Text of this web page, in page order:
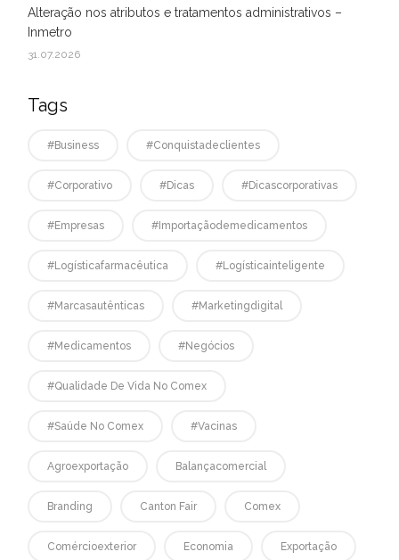
Alteração nos atributos e tratamentos administrativos –
Inmetro
31.07.2026
Tags
#business #conquistadeclientes
#corporativo #dicas #dicascorporativas
#empresas #Importaçãodemedicamentos
#logísticafarmacêutica #logísticainteligente
#marcasautênticas #marketingdigital
#medicamentos #negócios
#qualidade De Vida No Comex
#saúde No Comex #vacinas
Agroexportação Balançacomercial
Branding Canton Fair Comex
Comércioexterior Economia Exportação